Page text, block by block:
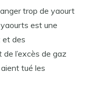
trop de yaourt
est une
et des
l’excès de gaz
tué les